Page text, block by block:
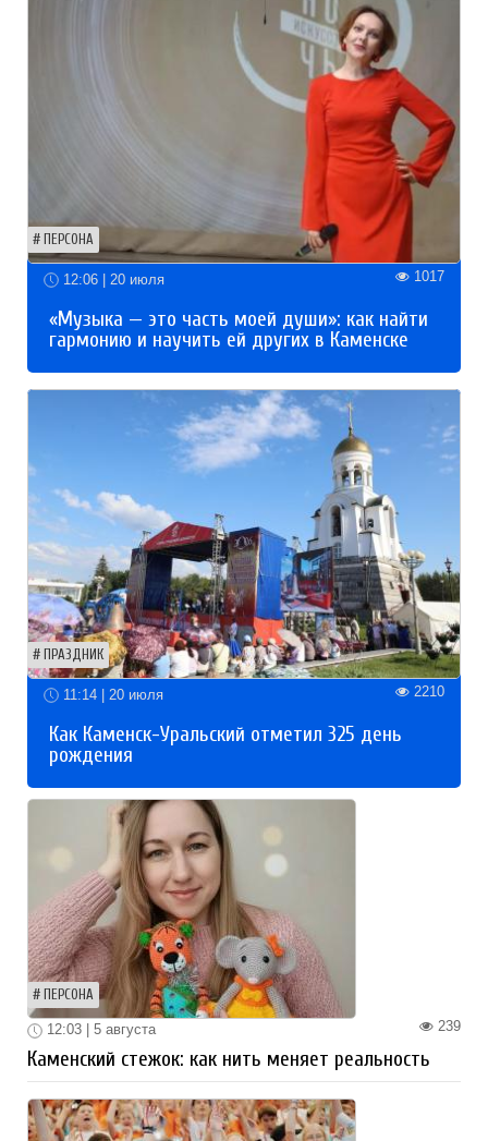
ПЕРСОНА
12:06 | 20 июля 1017
«Музыка — это часть моей души»: как найти
гармонию и научить ей других в Каменске
ПРАЗДНИК
11:14 | 20 июля 2210
Как Каменск-Уральский отметил 325 день
рождения
ПЕРСОНА
239
12:03 | 5 августа
Каменский стежок: как нить меняет реальность